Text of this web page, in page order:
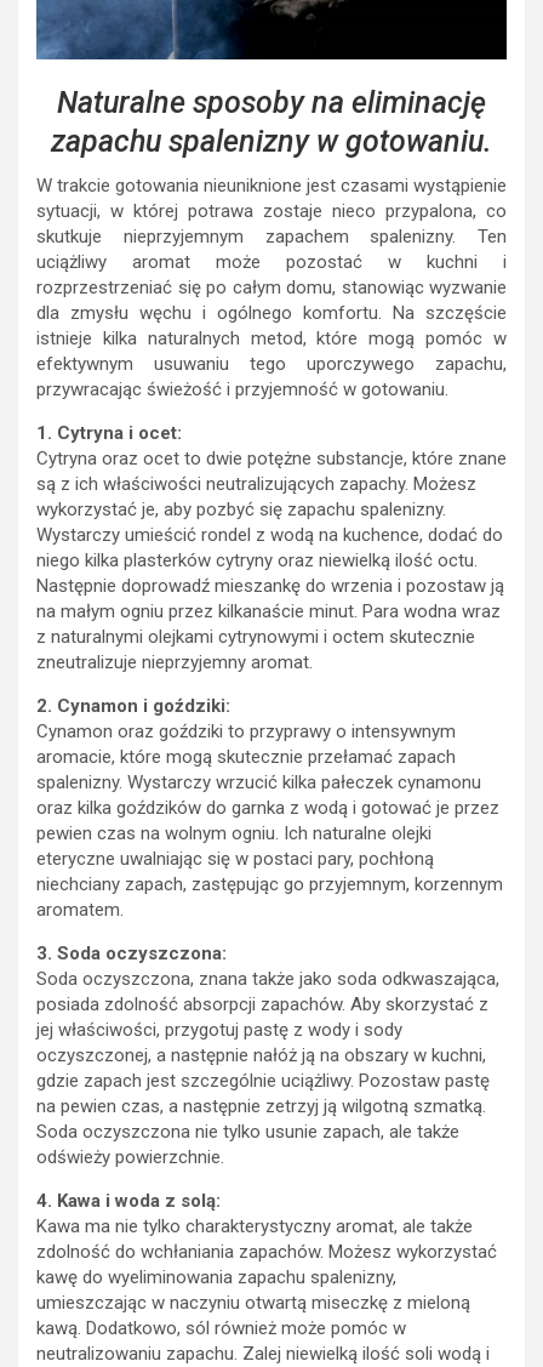
Naturalne sposoby na eliminację
zapachu spalenizny w gotowaniu.
W trakcie gotowania nieuniknione jest czasami wystąpienie
sytuacji, w której potrawa zostaje nieco przypalona, co
skutkuje nieprzyjemnym zapachem spalenizny. Ten
uciążliwy aromat może pozostać w kuchni i
rozprzestrzeniać się po całym domu, stanowiąc wyzwanie
dla zmysłu węchu i ogólnego komfortu. Na szczęście
istnieje kilka naturalnych metod, które mogą pomóc w
efektywnym usuwaniu tego uporczywego zapachu,
przywracając świeżość i przyjemność w gotowaniu.
1. Cytryna i ocet:
Cytryna oraz ocet to dwie potężne substancje, które znane
są z ich właściwości neutralizujących zapachy. Możesz
wykorzystać je, aby pozbyć się zapachu spalenizny.
Wystarczy umieścić rondel z wodą na kuchence, dodać do
niego kilka plasterków cytryny oraz niewielką ilość octu.
Następnie doprowadź mieszankę do wrzenia i pozostaw ją
na małym ogniu przez kilkanaście minut. Para wodna wraz
z naturalnymi olejkami cytrynowymi i octem skutecznie
zneutralizuje nieprzyjemny aromat.
2. Cynamon i goździki:
Cynamon oraz goździki to przyprawy o intensywnym
aromacie, które mogą skutecznie przełamać zapach
spalenizny. Wystarczy wrzucić kilka pałeczek cynamonu
oraz kilka goździków do garnka z wodą i gotować je przez
pewien czas na wolnym ogniu. Ich naturalne olejki
eteryczne uwalniając się w postaci pary, pochłoną
niechciany zapach, zastępując go przyjemnym, korzennym
aromatem.
3. Soda oczyszczona:
Soda oczyszczona, znana także jako soda odkwaszająca,
posiada zdolność absorpcji zapachów. Aby skorzystać z
jej właściwości, przygotuj pastę z wody i sody
oczyszczonej, a następnie nałóż ją na obszary w kuchni,
gdzie zapach jest szczególnie uciążliwy. Pozostaw pastę
na pewien czas, a następnie zetrzyj ją wilgotną szmatką.
Soda oczyszczona nie tylko usunie zapach, ale także
odświeży powierzchnie.
4. Kawa i woda z solą:
Kawa ma nie tylko charakterystyczny aromat, ale także
zdolność do wchłaniania zapachów. Możesz wykorzystać
kawę do wyeliminowania zapachu spalenizny,
umieszczając w naczyniu otwartą miseczkę z mieloną
kawą. Dodatkowo, sól również może pomóc w
neutralizowaniu zapachu. Zalej niewielką ilość soli wodą i